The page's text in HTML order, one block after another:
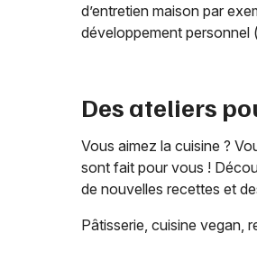
d’entretien maison par
développement personnel
Des ateliers
Vous aimez la cuisine ?
sont fait pour vous !
de nouvelles recettes et
Pâtisserie, cuisine vegan,